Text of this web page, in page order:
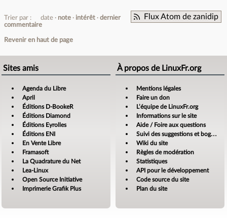
Flux Atom de zanidip
Trier par : date note intérêt
dernier
commentaire
Revenir en haut de page
Sites amis
Agenda du Libre
April
Éditions D-BookeR
Éditions Diamond
Éditions Eyrolles
Éditions ENI
En Vente Libre
Framasoft
La Quadrature du Net
Lea-Linux
Open Source Initiative
Imprimerie Grafik Plus
À propos de LinuxFr.org
Mentions légales
Faire un don
L’équipe de LinuxFr.org
Informations sur le site
Aide / Foire aux questions
Suivi des suggestions et bogues
Wiki du site
Règles de modération
Statistiques
API pour le développement
Code source du site
Plan du site